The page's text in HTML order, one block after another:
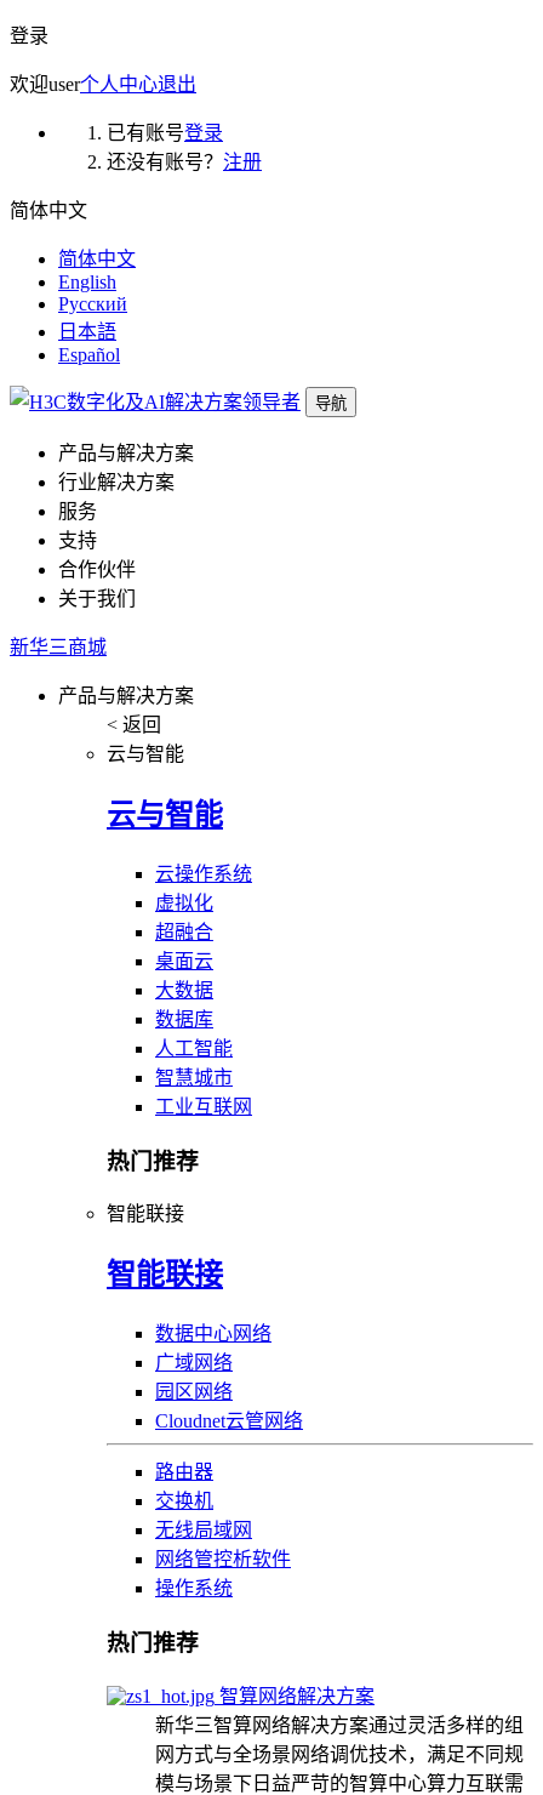
登录
欢迎user个人中心退出
已有账号登录
还没有账号？ 注册
简体中文
简体中文
English
Русский
日本語
Español
导航
产品与解决方案
行业解决方案
服务
支持
合作伙伴
关于我们
新华三商城
产品与解决方案
< 返回
云与智能
云与智能
云操作系统
虚拟化
超融合
桌面云
大数据
数据库
人工智能
智慧城市
工业互联网
热门推荐
智能联接
智能联接
数据中心网络
广域网络
园区网络
Cloudnet云管网络
路由器
交换机
无线局域网
网络管控析软件
操作系统
热门推荐
智算网络解决方案
新华三智算网络解决方案通过灵活多样的组
网方式与全场景网络调优技术，满足不同规
模与场景下日益严苛的智算中心算力互联需